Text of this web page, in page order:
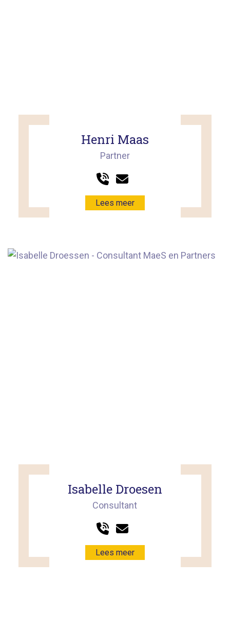
Henri Maas
Partner
Lees meer
Isabelle Droesen
Consultant
Lees meer